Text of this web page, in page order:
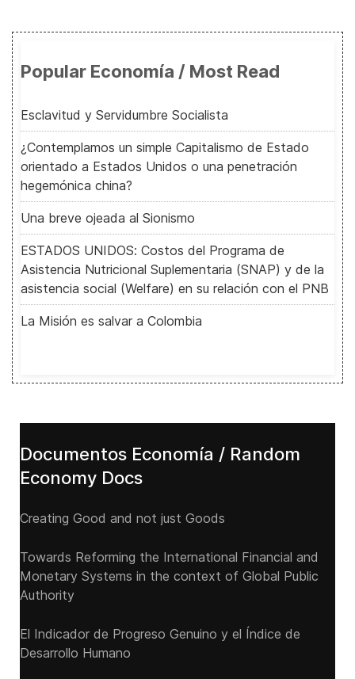
Popular Economía / Most Read
Esclavitud y Servidumbre Socialista
¿Contemplamos un simple Capitalismo de Estado
orientado a Estados Unidos o una penetración
hegemónica china?
Una breve ojeada al Sionismo
ESTADOS UNIDOS: Costos del Programa de
Asistencia Nutricional Suplementaria (SNAP) y de la
asistencia social (Welfare) en su relación con el PNB
La Misión es salvar a Colombia
Documentos Economía / Random
Economy Docs
Creating Good and not just Goods
Towards Reforming the International Financial and
Monetary Systems in the context of Global Public
Authority
El Indicador de Progreso Genuino y el Índice de
Desarrollo Humano